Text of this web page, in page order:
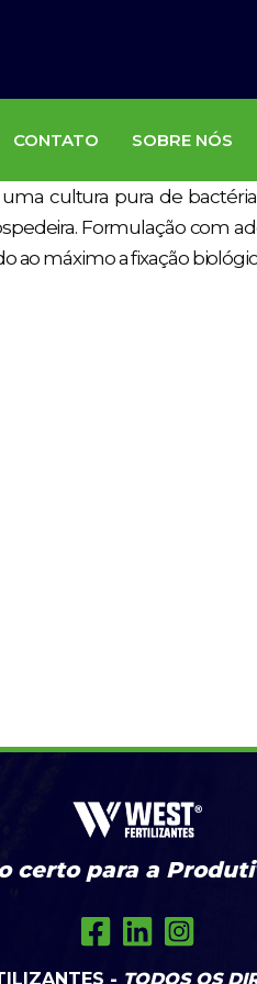
CONTATO SOBRE NÓS
cultura pura de
Formulação com
ao máximo a fixação
certo para a
- TODOS OS